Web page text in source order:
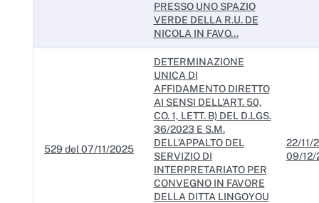
PRESSO UNO SPAZIO
VERDE DELLA R.U. DE
NICOLA IN FAVO...
529 del 07/11/2025
DETERMINAZIONE
UNICA DI
AFFIDAMENTO DIRETTO
AI SENSI DELL’ART. 50,
CO. 1, LETT. B) DEL D.LGS.
36/2023 E S.M.
DELL’APPALTO DEL
SERVIZIO DI
INTERPRETARIATO PER
CONVEGNO IN FAVORE
DELLA DITTA LINGOYOU
22/11/
09/12/